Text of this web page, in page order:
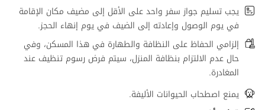
يجب تسليم جواز سفر واحد على الأقل إلى مضيف مكان الإقامة
في يوم الوصول وإعادته إلى الضيف في يوم إنهاء الحجز.
إلزامي الحفاظ على النظافة والطهارة في هذا المسكن، وفي
حال عدم الالتزام بنظافة المنزل، سيتم فرض رسوم تنظيف عند
المغادرة.
يمنع اصطحاب الحيوانات الأليفة.